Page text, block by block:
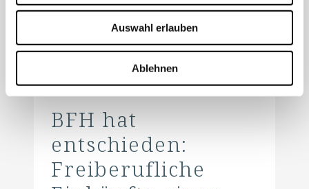
Auswahl erlauben
Ablehnen
1. Mai 2025
BFH hat
entschieden:
Freiberufliche